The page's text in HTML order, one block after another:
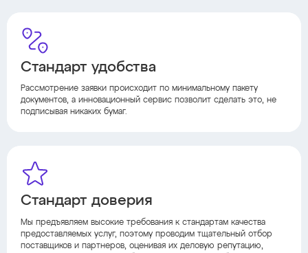
Стандарт удобства
Рассмотрение заявки происходит по минимальному пакету
документов, а инновационный сервис позволит сделать это, не
подписывая никаких бумаг.
Стандарт доверия
Мы предъявляем высокие требования к стандартам качества
предоставляемых услуг, поэтому проводим тщательный отбор
поставщиков и партнеров, оценивая их деловую репутацию,